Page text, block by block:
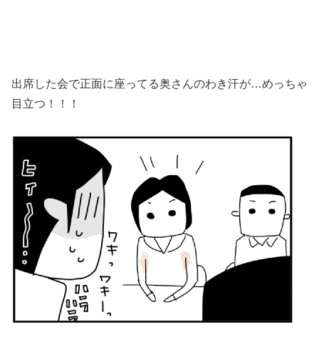
出席した会で正面に座ってる奥さんのわき汗が…めっちゃ
目立つ！！！